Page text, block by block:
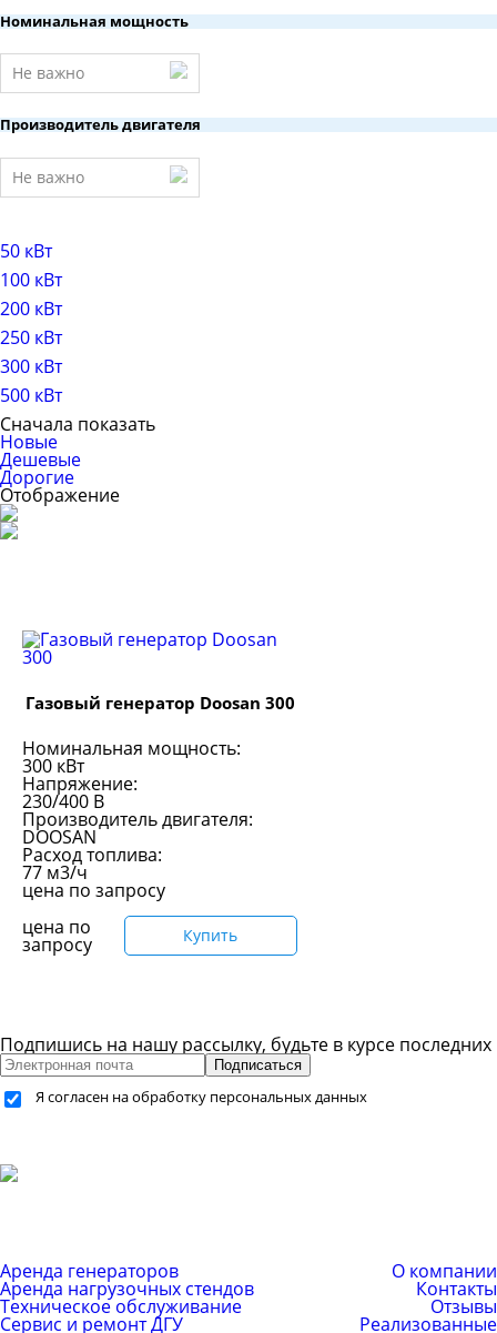
Номинальная мощность
Не важно
Производитель двигателя
Не важно
50 кВт
100 кВт
200 кВт
250 кВт
300 кВт
500 кВт
Сначала показать
Новые
Дешевые
Дорогие
Отображение
Газовый генератор Doosan 300
Номинальная мощность:
300 кВт
Напряжение:
230/400 В
Производитель двигателя:
DOOSAN
Расход топлива:
77 м3/ч
цена по запросу
цена по
запросу Купить
Подпишись на нашу рассылку, будьте в курсе
Подписаться
Я согласен на обработку персональных данных
Аренда генераторов
Аренда нагрузочных стендов
Техническое обслуживание
Сервис и ремонт ДГУ
О компании
Контакты
Отзывы
Реализованные